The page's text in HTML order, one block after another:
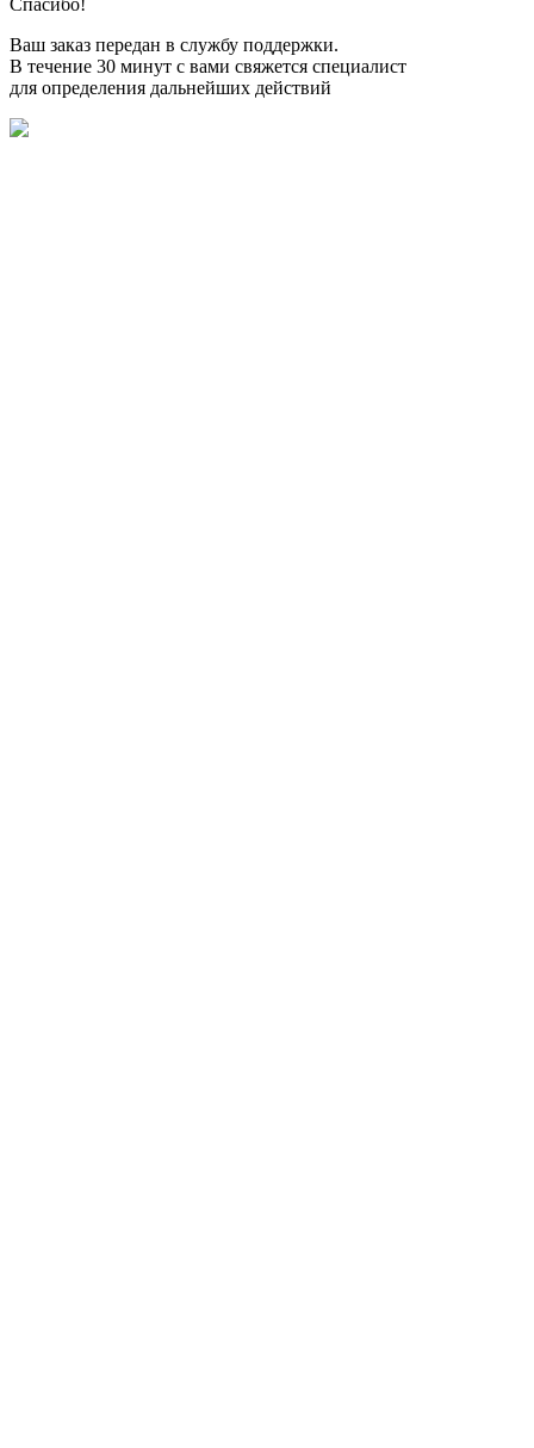
Спасибо!
Ваш заказ передан в службу поддержки.
В течение 30 минут с вами свяжется специалист
для определения дальнейших действий